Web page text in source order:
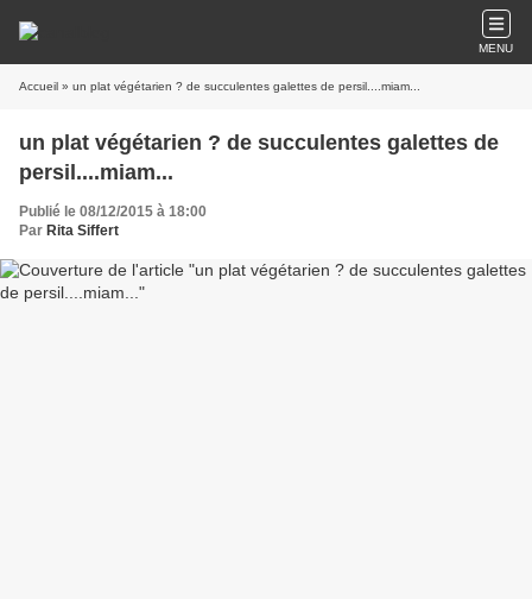
MENU
Accueil » un plat végétarien ? de succulentes galettes de persil....miam...
un plat végétarien ? de succulentes galettes de
persil....miam...
Publié le 08/12/2015 à 18:00
Par Rita Siffert